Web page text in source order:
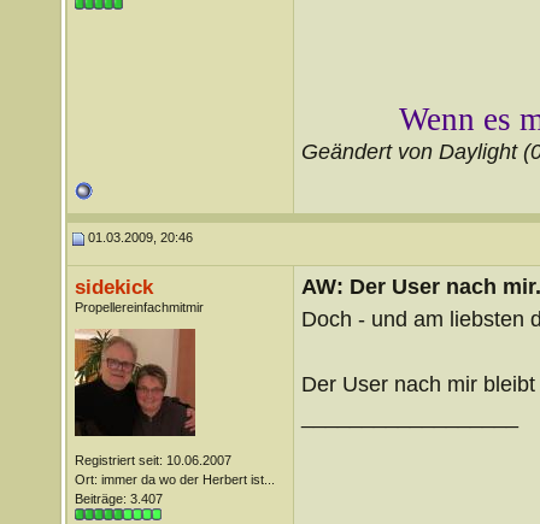
Wenn es
Geändert von Daylight
01.03.2009, 20:46
sidekick
Propellereinfachmitmir
Registriert seit: 10.06.2007
Ort: immer da wo der Herbert ist...
Beiträge: 3.407
AW: Der User nach
Doch - und am liebsten
Der User nach mir